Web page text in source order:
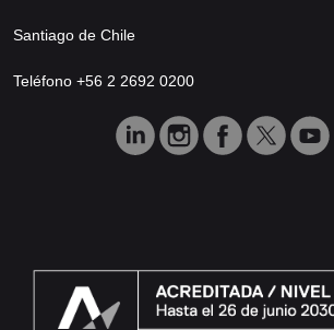
Santiago de Chile
Teléfono +56 2 2692 0200